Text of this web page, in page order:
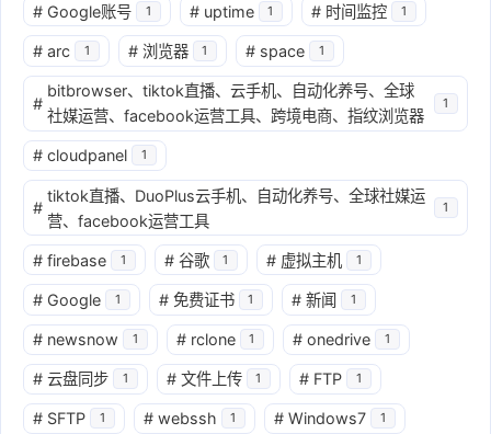
# Google账号 1 # uptime 1 # 时间监控 1
# arc 1 # 浏览器 1 # space 1
#
bitbrowser、tiktok直播、云手机、自动化养号、全球
社媒运营、facebook运营工具、跨境电商、指纹浏览器
1
# cloudpanel 1
#
tiktok直播、DuoPlus云手机、自动化养号、全球社媒运
营、facebook运营工具
1
# firebase 1 # 谷歌 1 # 虚拟主机 1
# Google 1 # 免费证书 1 # 新闻 1
# newsnow 1 # rclone 1 # onedrive 1
# 云盘同步 1 # 文件上传 1 # FTP 1
# SFTP 1 # webssh 1 # Windows7 1